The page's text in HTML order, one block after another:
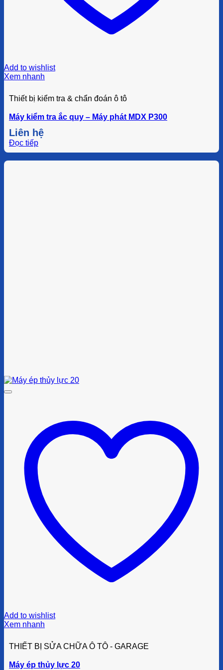
Add to wishlist
Xem nhanh
Thiết bị kiểm tra & chẩn đoán ô tô
Máy kiểm tra ắc quy – Máy phát MDX P300
Liên hệ
Đọc tiếp
Add to wishlist
Xem nhanh
THIẾT BỊ SỬA CHỮA Ô TÔ - GARAGE
Máy ép thủy lực 20